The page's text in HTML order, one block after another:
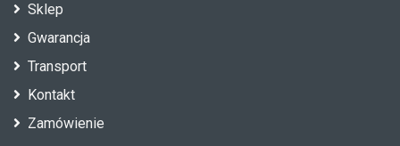
Sklep
Gwarancja
Transport
Kontakt
Zamówienie